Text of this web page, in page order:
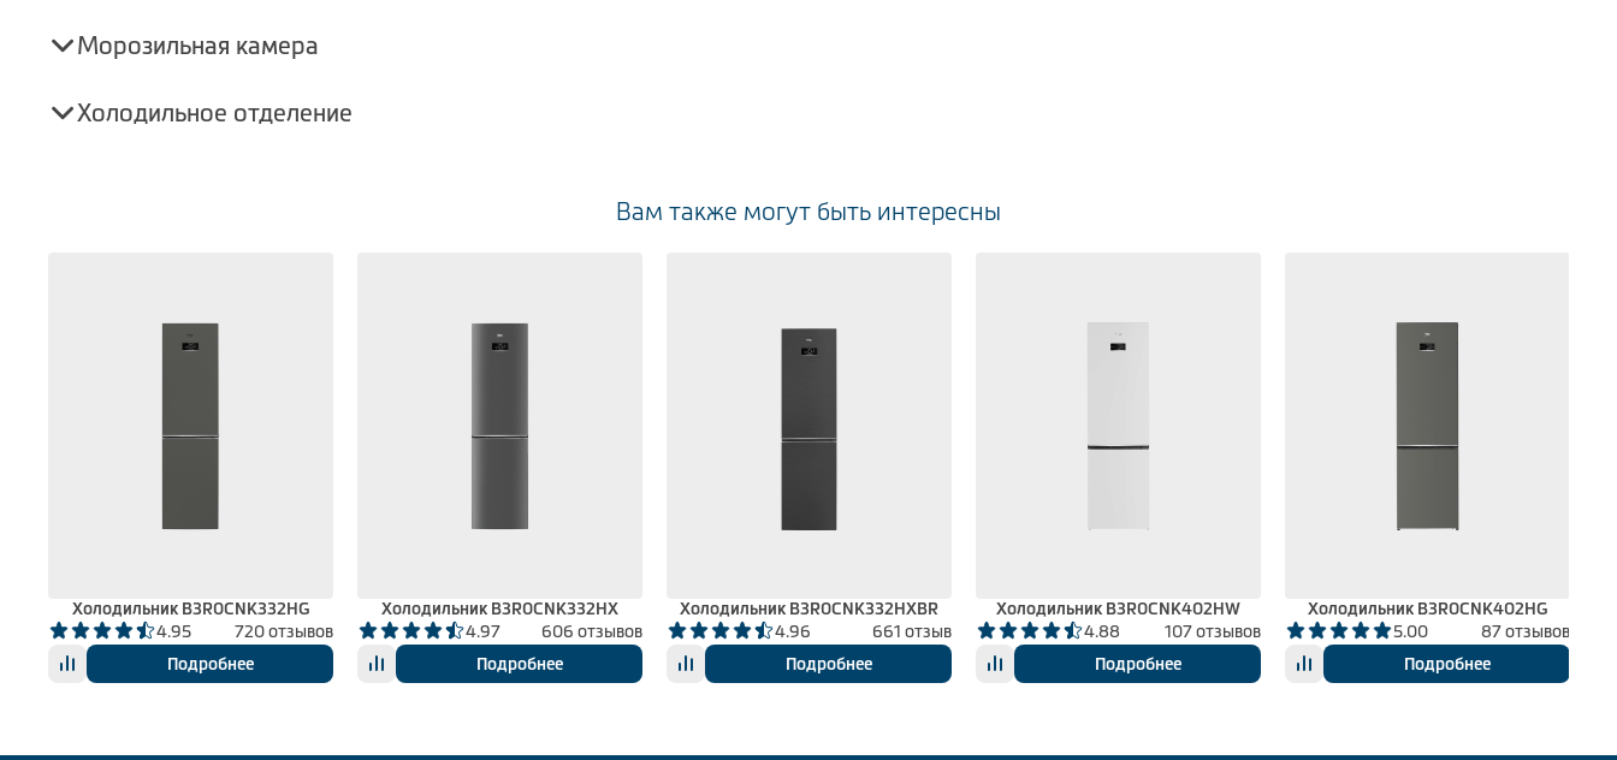
Морозильная камера
Холодильное отделение
Вам также могут быть интересны
Холодильник B3R0CNK332HG
4.95
720 отзывов
Подробнее
Холодильник B3R0CNK332HX
4.97
606 отзывов
Подробнее
Холодильник B3R0CNK332HXBR
4.96
661 отзыв
Подробнее
Холодильник B3R0CNK402HW
4.88
107 отзывов
Подробнее
Холодильник B3R0CNK402HG
5.00
87 отзывов
Подробнее